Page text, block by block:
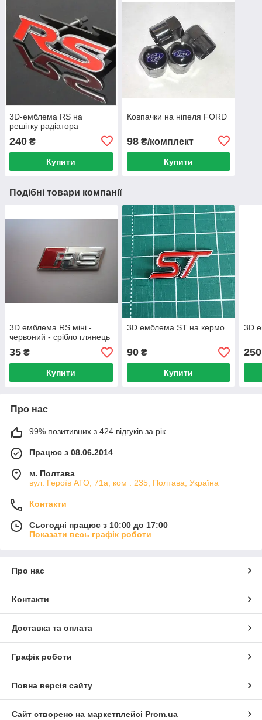
3D-емблема RS на
решітку радіатора
240 ₴
Купити
Ковпачки на ніпеля FORD
98₴/комплект
Купити
Подібні товари компанії
3D емблема RS міні -
червоний - срібло глянець
35 ₴
Купити
3D емблема ST на кермо
90₴
Купити
3D
250
Про нас
99% позитивних з 424 відгуків за рік
Працює з 08.06.2014
м. Полтава
вул. Героїв АТО, 71а, ком . 235, Полтава, Україна
Контакти
Сьогодні працює з 10:00 до 17:00
Показати весь графік роботи
Про нас
Контакти
Доставка та оплата
Графік роботи
Повна версія сайту
Сайт створено на маркетплейсі Prom.ua